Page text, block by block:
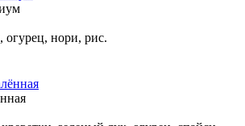
огурец, нори, рис.